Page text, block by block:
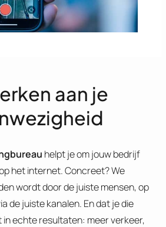
aan je
helpt je om jouw bedrijf
het internet. Concreet? We
wordt door de juiste mensen, op
de juiste kanalen. En dat je die
echte resultaten: meer verkeer,